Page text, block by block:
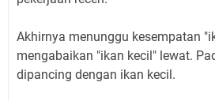
Akhirnya menunggu kesempatan
mengabaikan "ikan kecil" lewat.
dipancing dengan ikan kecil.